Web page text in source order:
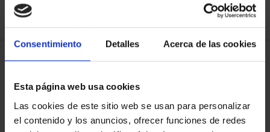
Consentimiento Detalles Acerca de las cookies
Esta página web usa cookies
Las cookies de este sitio web se usan para personalizar
el contenido y los anuncios, ofrecer funciones de redes
1 Products found